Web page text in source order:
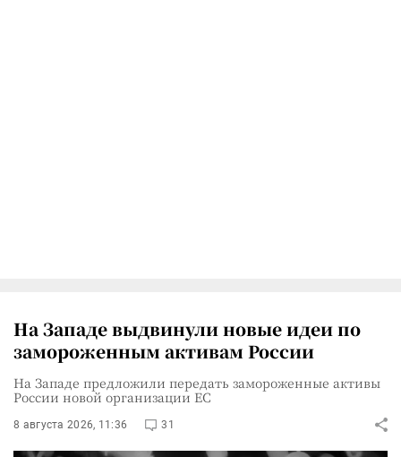
На Западе выдвинули новые идеи по
замороженным активам России
На Западе предложили передать замороженные активы
России новой организации ЕС
8 августа 2026, 11:36 31